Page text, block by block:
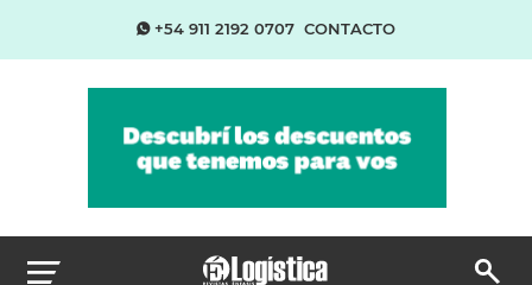
+54 911 2192 0707 CONTACTO